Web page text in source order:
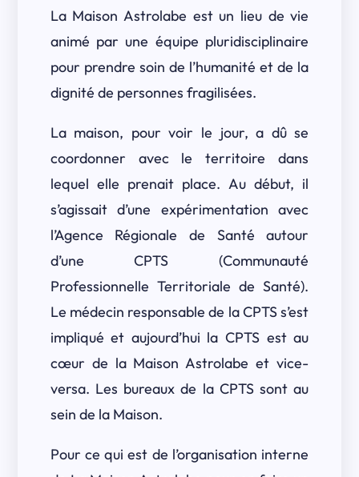
La Maison Astrolabe est un lieu de vie
animé par une équipe pluridisciplinaire
pour prendre soin de l’humanité et de la
dignité de personnes fragilisées.
La maison, pour voir le jour, a dû se
coordonner avec le territoire dans
lequel elle prenait place. Au début, il
s’agissait d’une expérimentation avec
l’Agence Régionale de Santé autour
d’une CPTS (Communauté
Professionnelle Territoriale de Santé).
Le médecin responsable de la CPTS s’est
impliqué et aujourd’hui la CPTS est au
cœur de la Maison Astrolabe et vice-
versa. Les bureaux de la CPTS sont au
sein de la Maison.
Pour ce qui est de l’organisation interne